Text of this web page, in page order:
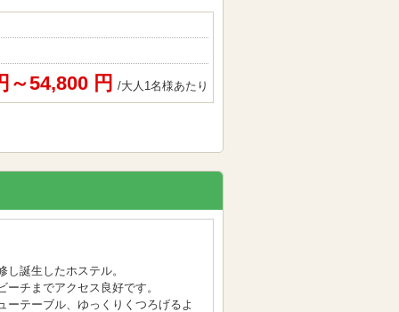
～54,800 円 /大人1名様あたり
誕生したホステル。
チまでアクセス良好です。
ーテーブル、ゆっくりくつろげるよ